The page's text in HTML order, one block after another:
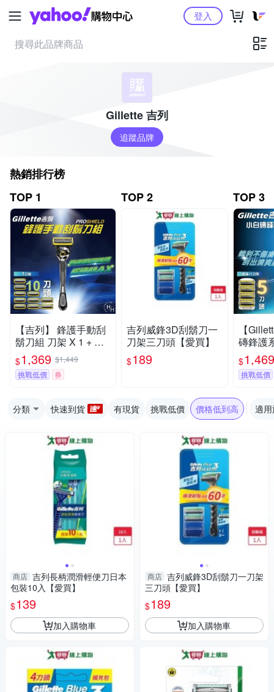
Yahoo購物中心登入
Gillette 吉列
追蹤品牌
熱銷排行榜
TOP 1
【吉列】 鋒護手動刮
鬍刀組 刀架 X 1 + 刀
頭 X 10
$1,369 $1,449
挑戰低價
券
TOP 2
吉列威鋒3D刮鬍刀一
刀架三刀頭【愛買】
$189
TOP 3
【
磚鋒護
刀
$1,469
挑戰低價
分類 快速到貨 有現貨 挑戰低價 價格低到高 適
商店 吉列長柄潤滑輕便刀日本
包裝10入【愛買】
$139
加入購物車
商店 吉列威鋒3D刮鬍刀一刀架
三刀頭【愛買】
$189
加入購物車